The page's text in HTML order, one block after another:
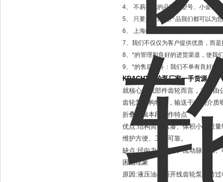
4、 不易寻找的品牌、型号、小金额
5、 只要是进口的产品我们都可以为
6、 上海维特锐2003年注册德国有自
7、我们不仅仅为客户提供优质，而
8、*的管理和良好的进货渠道，使我
9、*的售后服务：我们不单有良好的
KRACHT齿轮泵厂家一手货源
就核心组成部件齿轮而言，主要由
齿轮泵结构特殊，输送干净的介质
折叠编辑本段工作特点
优点:结构简单紧凑、体积小、质
维护方便、工作可靠。
缺点:径向力不平衡、流动脉动大
困油现象
原因:液压油在渐开线齿轮泵运转